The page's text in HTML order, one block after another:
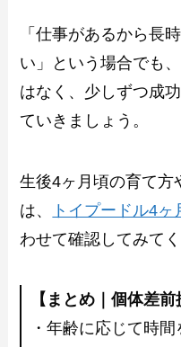
「仕事があるから長
い」という場合でも
はなく、少しずつ成
ていきましょう。
生後4ヶ月頃の育て方
は、
トイプードル4
わせて確認してみてく
【まとめ｜個体差前
・年齢に応じて時